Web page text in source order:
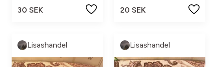
30 SEK
20 SEK
Lisashandel Lisashandel